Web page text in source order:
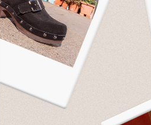
PRODUTTORE UFFICIALE
Da oltre 35 anni Bihos produce
Calzuro®.I primi zoccoli
professionali in materiale plastico
al mondo.